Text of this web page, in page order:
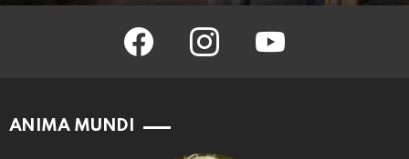
facebook instagram youtube
ANIMA MUNDI